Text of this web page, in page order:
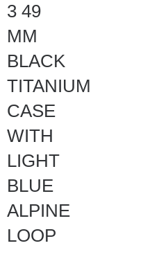
3 49
MM
BLACK
TITANIUM
CASE
WITH
LIGHT
BLUE
ALPINE
LOOP